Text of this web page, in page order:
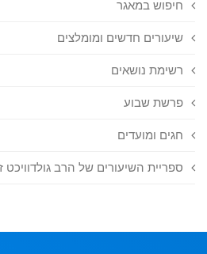
חיפוש במאגר
שיעורים חדשים ומומלצים
רשימת נושאים
פרשת שבוע
חגים ומועדים
ספריית השיעורים של הרב גולדוויכט